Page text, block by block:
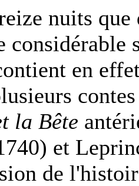
nuits que
considérable
en
la Bête
et
de